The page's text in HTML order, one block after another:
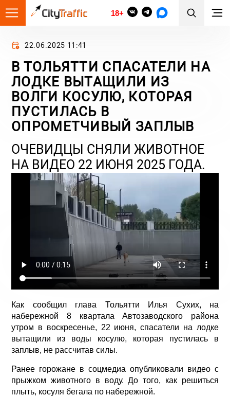
18+
22.06.2025 11:41
В ТОЛЬЯТТИ СПАСАТЕЛИ НА
ЛОДКЕ ВЫТАЩИЛИ ИЗ
ВОЛГИ КОСУЛЮ, КОТОРАЯ
ПУСТИЛАСЬ В
ОПРОМЕТЧИВЫЙ ЗАПЛЫВ
ОЧЕВИДЦЫ СНЯЛИ ЖИВОТНОЕ
НА ВИДЕО 22 ИЮНЯ 2025 ГОДА.
Как сообщил глава Тольятти Илья Сухих, на
набережной 8 квартала Автозаводского района
утром в воскресенье, 22 июня, спасатели на лодке
вытащили из воды косулю, которая пустилась в
заплыв, не рассчитав силы.
Ранее горожане в соцмедиа опубликовали видео с
прыжком животного в воду. До того, как решиться
плыть, косуля бегала по набережной.